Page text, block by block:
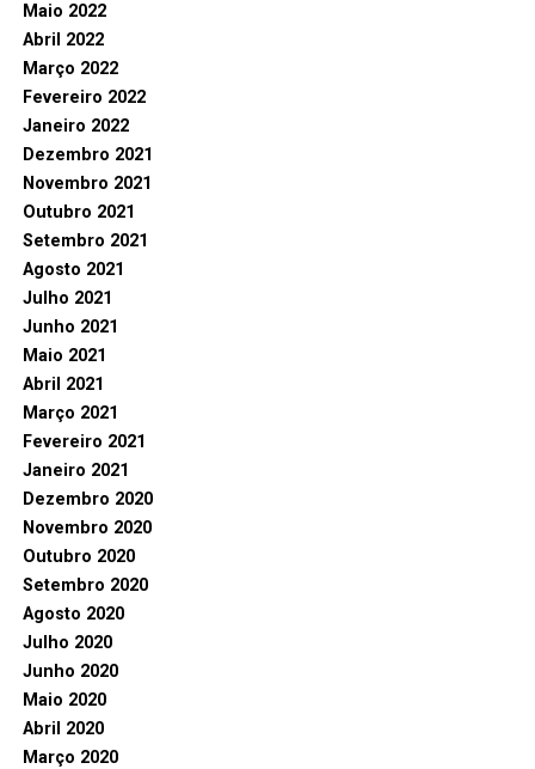
Maio 2022
Abril 2022
Março 2022
Fevereiro 2022
Janeiro 2022
Dezembro 2021
Novembro 2021
Outubro 2021
Setembro 2021
Agosto 2021
Julho 2021
Junho 2021
Maio 2021
Abril 2021
Março 2021
Fevereiro 2021
Janeiro 2021
Dezembro 2020
Novembro 2020
Outubro 2020
Setembro 2020
Agosto 2020
Julho 2020
Junho 2020
Maio 2020
Abril 2020
Março 2020